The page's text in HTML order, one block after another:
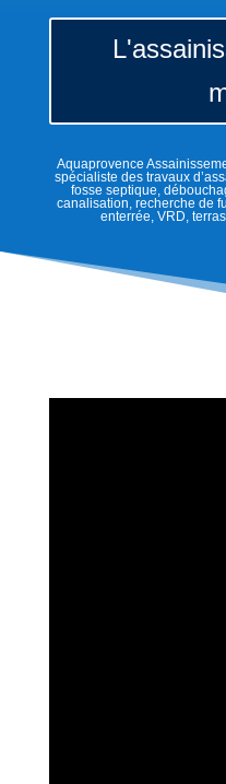
Aquaprovence
spécialiste des travaux
fosse septique,
canalisation, recherche de
enterrée, VRD,